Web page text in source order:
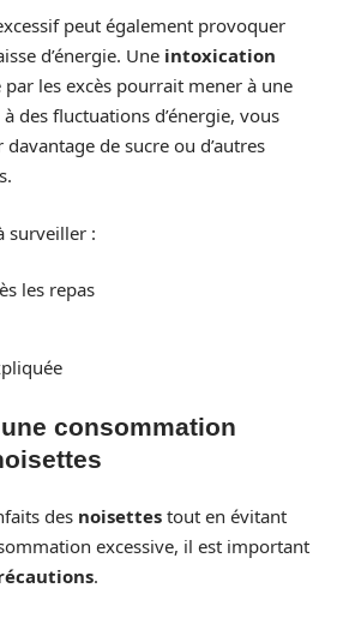
peut également provoquer
d’énergie. Une intoxication
par les excès pourrait mener à une
des fluctuations d’énergie, vous
de sucre ou d’autres
surveiller :
les repas
consommation
des noisettes tout en évitant
excessive, il est important
.